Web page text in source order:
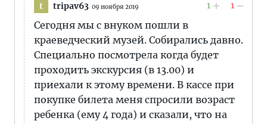
t tripav63 09 ноября 2019 1 1
Сегодня мы с внуком пошли в
краеведческий музей. Собирались давно.
Специально посмотрела когда будет
проходить экскурсия (в 13.00) и
приехали к этому времени. В кассе при
покупке билета меня спросили возраст
ребенка (ему 4 года) и сказали, что на